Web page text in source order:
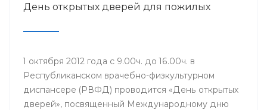
День открытых дверей для пожилых
1 октября 2012 года с 9.00ч. до 16.00ч. в
Республиканском врачебно-физкультурном
диспансере (РВФД) проводится «День открытых
дверей», посвященный Международному дню